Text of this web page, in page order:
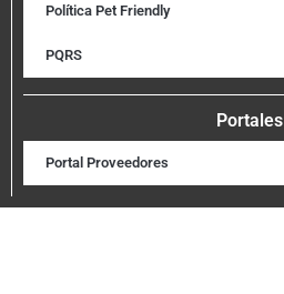
Política Pet Friendly
PQRS
Portales
Portal Proveedores